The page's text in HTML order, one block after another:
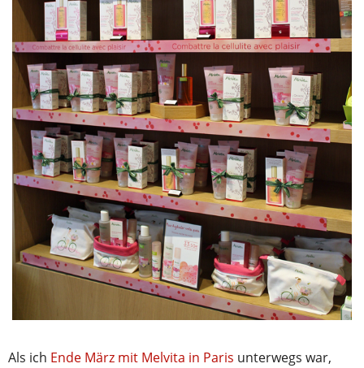
Als ich Ende März mit Melvita in Paris unterwegs war,